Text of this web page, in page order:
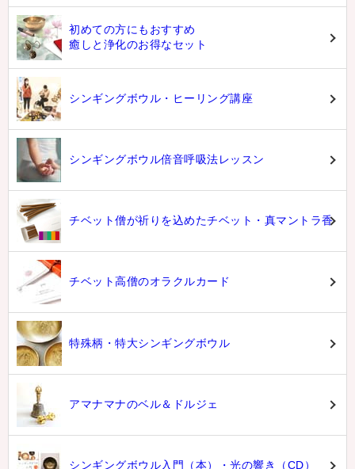
初めての方にもおすすめ
癒しと浄化のお得なセット
シンギングボウル・ヒーリング講座
シンギングボウル倍音呼吸法レッスン
チベット僧が祈りを込めたチベット・真マントラ香
チベット高僧のオラクルカード
特殊柄・特大シンギングボウル
アマナマナのベル＆ドルジェ
シンギングボウル入門（本）・光の響き（CD）